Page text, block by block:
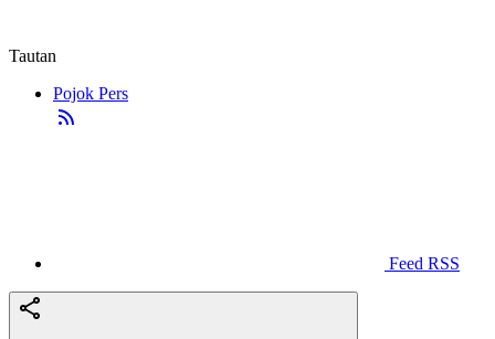
Tautan
Pojok Pers
Feed RSS